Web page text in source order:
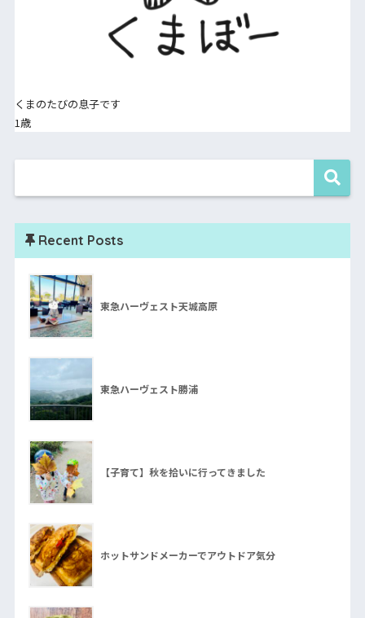
くまのたびの息子です
1歳
Recent Posts
東急ハーヴェスト天城高原
東急ハーヴェスト勝浦
【子育て】秋を拾いに行ってきました
ホットサンドメーカーでアウトドア気分